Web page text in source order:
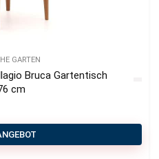
GARTEN
Bruca Gartentisch
cm